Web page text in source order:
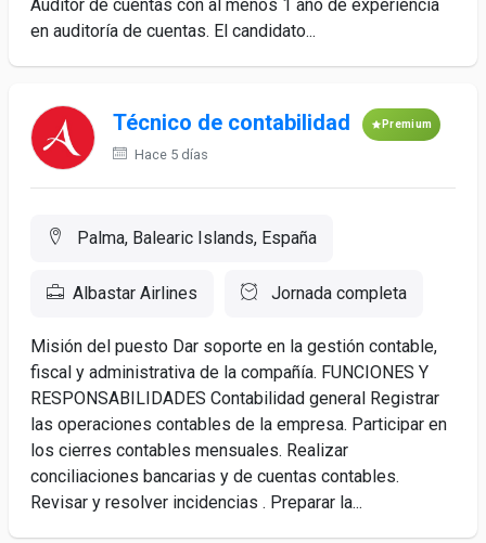
Auditor de cuentas con al menos 1 año de experiencia
en auditoría de cuentas. El candidato...
Técnico de contabilidad Premium
Hace 5 días
Palma, Balearic Islands, España
Albastar Airlines Jornada completa
Misión del puesto Dar soporte en la gestión contable,
fiscal y administrativa de la compañía. FUNCIONES Y
RESPONSABILIDADES Contabilidad general Registrar
las operaciones contables de la empresa. Participar en
los cierres contables mensuales. Realizar
conciliaciones bancarias y de cuentas contables.
Revisar y resolver incidencias . Preparar la...